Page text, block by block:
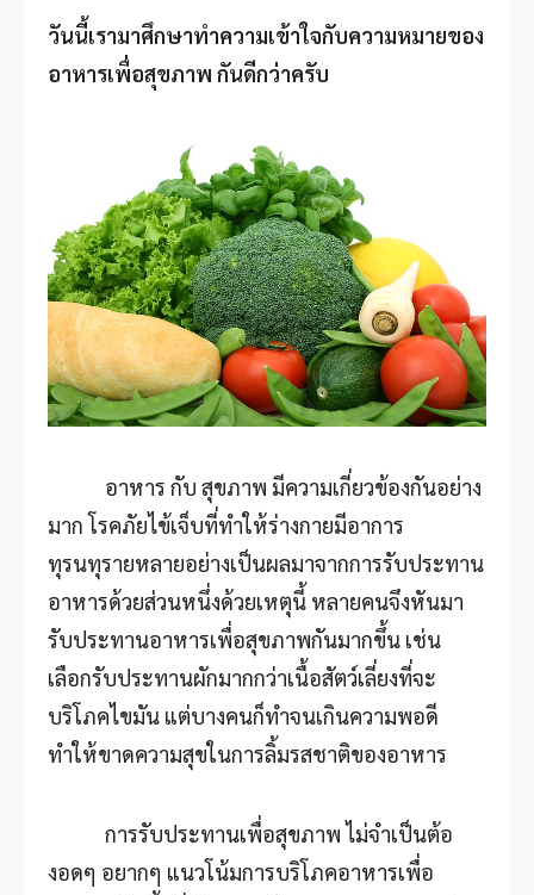
วันนี้เรามาศึกษาทำความเข้าใจกับความหมายของ
อาหารเพื่อสุขภาพ กันดีกว่าครับ
อาหาร กับ สุขภาพ มีความเกี่ยวข้องกันอย่าง
มาก โรคภัยไข้เจ็บที่ทำให้ร่างกายมีอาการ
ทุรนทุรายหลายอย่างเป็นผลมาจากการรับประทาน
อาหารด้วยส่วนหนึ่งด้วยเหตุนี้ หลายคนจึงหันมา
รับประทานอาหารเพื่อสุขภาพกันมากขึ้น เช่น
เลือกรับประทานผักมากกว่าเนื้อสัตว์เลี่ยงที่จะ
บริโภคไขมัน แต่บางคนก็ทำจนเกินความพอดี
ทำให้ขาดความสุขในการลิ้มรสชาติของอาหาร
การรับประทานเพื่อสุขภาพ ไม่จำเป็นต้อ
งอดๆ อยากๆ แนวโน้มการบริโภคอาหารเพื่อ